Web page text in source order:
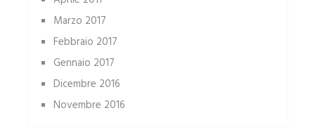
Marzo 2017
Febbraio 2017
Gennaio 2017
Dicembre 2016
Novembre 2016